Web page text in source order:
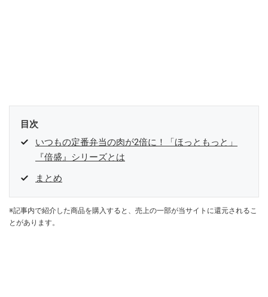
目次
いつもの定番弁当の肉が2倍に！「ほっともっと」
『倍盛』シリーズとは
まとめ
※記事内で紹介した商品を購入すると、売上の一部が当サイトに還元されるこ
とがあります。